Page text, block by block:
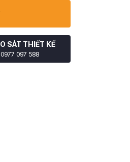
SÁT THIẾT KẾ
0977 097 588